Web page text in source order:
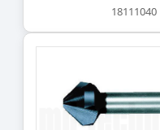
18111040